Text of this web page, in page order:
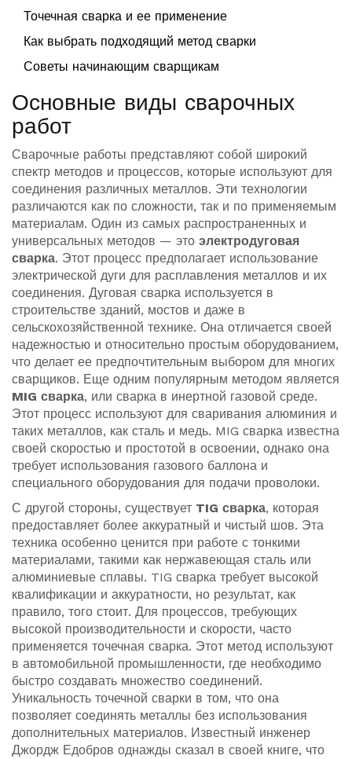
Точечная сварка и ее применение
Как выбрать подходящий метод сварки
Советы начинающим сварщикам
Основные виды сварочных
работ
Сварочные работы представляют собой широкий
спектр методов и процессов, которые используют для
соединения различных металлов. Эти технологии
различаются как по сложности, так и по применяемым
материалам. Один из самых распространенных и
универсальных методов — это электродуговая
сварка. Этот процесс предполагает использование
электрической дуги для расплавления металлов и их
соединения. Дуговая сварка используется в
строительстве зданий, мостов и даже в
сельскохозяйственной технике. Она отличается своей
надежностью и относительно простым оборудованием,
что делает ее предпочтительным выбором для многих
сварщиков. Еще одним популярным методом является
MIG сварка, или сварка в инертной газовой среде.
Этот процесс используют для сваривания алюминия и
таких металлов, как сталь и медь. MIG сварка известна
своей скоростью и простотой в освоении, однако она
требует использования газового баллона и
специального оборудования для подачи проволоки.
С другой стороны, существует TIG сварка, которая
предоставляет более аккуратный и чистый шов. Эта
техника особенно ценится при работе с тонкими
материалами, такими как нержавеющая сталь или
алюминиевые сплавы. TIG сварка требует высокой
квалификации и аккуратности, но результат, как
правило, того стоит. Для процессов, требующих
высокой производительности и скорости, часто
применяется точечная сварка. Этот метод используют
в автомобильной промышленности, где необходимо
быстро создавать множество соединений.
Уникальность точечной сварки в том, что она
позволяет соединять металлы без использования
дополнительных материалов. Известный инженер
Джордж Едобров однажды сказал в своей книге, что